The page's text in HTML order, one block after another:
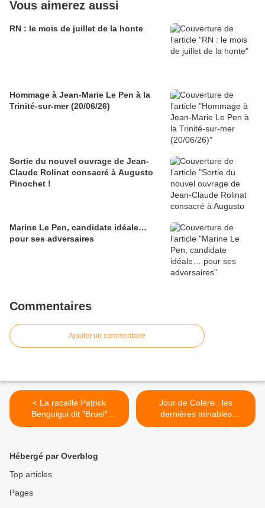
Vous aimerez aussi
RN : le mois de juillet de la honte
Hommage à Jean-Marie Le Pen à la
Trinité-sur-mer (20/06/26)
Sortie du nouvel ouvrage de Jean-
Claude Rolinat consacré à Augusto
Pinochet !
Marine Le Pen, candidate idéale…
pour ses adversaires
Commentaires
Ajouter un commentaire
< La racaille Patrick
Benguigui dit "Bruel"
(légèrement) condamnée
Jour de Colère : les
dernières minables
magouilles de Valls ! (par
Hébergé par Overblog
Top articles
Pages